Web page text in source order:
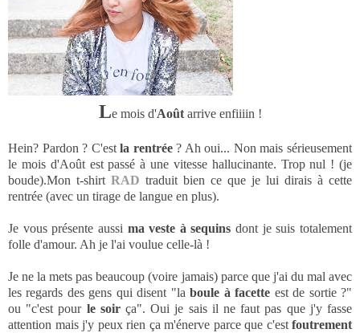
Le mois d'Aoûtarrive enfiiiin !
Hein? Pardon ? C'estla rentrée? Ah oui... Non mais sérieusement
le mois d'Août est passé à une vitesse hallucinante. Trop nul ! (je
boude).Mon t-shirt RAD traduit bien ce que je lui dirais à cette
rentrée (avec un tirage de langue en plus).
Je vous présente aussi ma veste à sequinsdont je suis totalement
folle d'amour. Ah je l'ai voulue celle-là !
Je ne la mets pas beaucoup (voire jamais) parce que j'ai du mal avec
les regards des gens qui disent "laboule à facette est de sortie ?"
ou "c'est pour le soirça". Oui je sais il ne faut pas que j'y fasse
attention mais j'y peux rien ça m'énerve parce que c'est foutrement